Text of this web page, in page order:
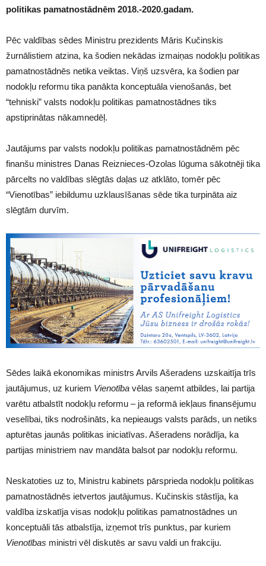
politikas pamatnostādnēm 2018.-2020.gadam.
Pēc valdības sēdes Ministru prezidents Māris Kučinskis
žurnālistiem atzina, ka šodien nekādas izmaiņas nodokļu politikas
pamatnostādnēs netika veiktas. Viņš uzsvēra, ka šodien par
nodokļu reformu tika panākta konceptuāla vienošanās, bet
“tehniski” valsts nodokļu politikas pamatnostādnes tiks
apstiprinātas nākamnedēļ.
Jautājums par valsts nodokļu politikas pamatnostādnēm pēc
finanšu ministres Danas Reiznieces-Ozolas lūguma sākotnēji tika
pārcelts no valdības slēgtās daļas uz atklāto, tomēr pēc
“Vienotības” iebildumu uzklausīšanas sēde tika turpināta aiz
slēgtām durvīm.
Sēdes laikā ekonomikas ministrs Arvils Ašeradens uzskaitīja trīs
jautājumus, uz kuriem Vienotība vēlas saņemt atbildes, lai partija
varētu atbalstīt nodokļu reformu – ja reformā iekļaus finansējumu
veselībai, tiks nodrošināts, ka nepieaugs valsts parāds, un netiks
apturētas jaunās politikas iniciatīvas. Ašeradens norādīja, ka
partijas ministriem nav mandāta balsot par nodokļu reformu.
Neskatoties uz to, Ministru kabinets pārsprieda nodokļu politikas
pamatnostādnēs ietvertos jautājumus. Kučinskis stāstīja, ka
valdība izskatīja visas nodokļu politikas pamatnostādnes un
konceptuāli tās atbalstīja, izņemot trīs punktus, par kuriem
Vienotības ministri vēl diskutēs ar savu valdi un frakciju.